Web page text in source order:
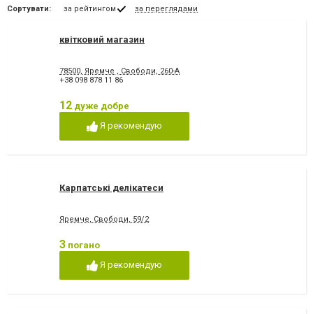
Сортувати: за рейтингом за переглядами
квітковий магазин
78500, Яремче , Свободи, 260-А
+38 098 878 11 86
12 дуже добре
Я рекомендую
Карпатські делікатеси
Яремче, Свободи, 59/2
3 погано
Я рекомендую